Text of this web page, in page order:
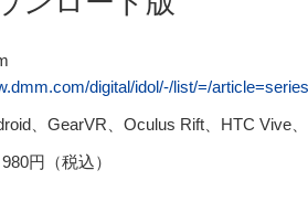
digital/idol/-/list/=/
、GearVR、Oculus Rift、HTC Vive
円（税込）